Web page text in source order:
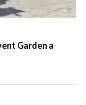
Garden a